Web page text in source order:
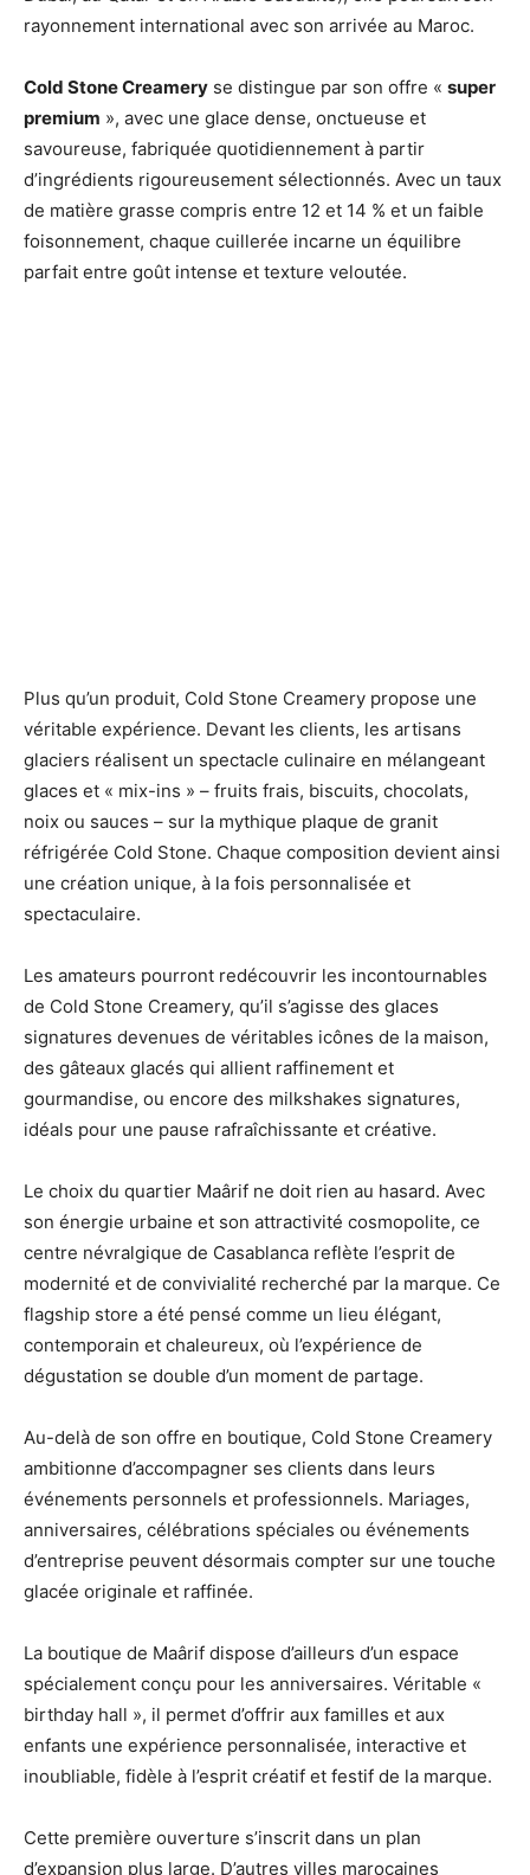
rayonnement international avec son arrivée au Maroc.
Cold Stone Creamery se distingue par son offre « super
premium », avec une glace dense, onctueuse et
savoureuse, fabriquée quotidiennement à partir
d’ingrédients rigoureusement sélectionnés. Avec un taux
de matière grasse compris entre 12 et 14 % et un faible
foisonnement, chaque cuillerée incarne un équilibre
parfait entre goût intense et texture veloutée.
Plus qu’un produit, Cold Stone Creamery propose une
véritable expérience. Devant les clients, les artisans
glaciers réalisent un spectacle culinaire en mélangeant
glaces et « mix-ins » – fruits frais, biscuits, chocolats,
noix ou sauces – sur la mythique plaque de granit
réfrigérée Cold Stone. Chaque composition devient ainsi
une création unique, à la fois personnalisée et
spectaculaire.
Les amateurs pourront redécouvrir les incontournables
de Cold Stone Creamery, qu’il s’agisse des glaces
signatures devenues de véritables icônes de la maison,
des gâteaux glacés qui allient raffinement et
gourmandise, ou encore des milkshakes signatures,
idéals pour une pause rafraîchissante et créative.
Le choix du quartier Maârif ne doit rien au hasard. Avec
son énergie urbaine et son attractivité cosmopolite, ce
centre névralgique de Casablanca reflète l’esprit de
modernité et de convivialité recherché par la marque. Ce
flagship store a été pensé comme un lieu élégant,
contemporain et chaleureux, où l’expérience de
dégustation se double d’un moment de partage.
Au-delà de son offre en boutique, Cold Stone Creamery
ambitionne d’accompagner ses clients dans leurs
événements personnels et professionnels. Mariages,
anniversaires, célébrations spéciales ou événements
d’entreprise peuvent désormais compter sur une touche
glacée originale et raffinée.
La boutique de Maârif dispose d’ailleurs d’un espace
spécialement conçu pour les anniversaires. Véritable «
birthday hall », il permet d’offrir aux familles et aux
enfants une expérience personnalisée, interactive et
inoubliable, fidèle à l’esprit créatif et festif de la marque.
Cette première ouverture s’inscrit dans un plan
d’expansion plus large. D’autres villes marocaines